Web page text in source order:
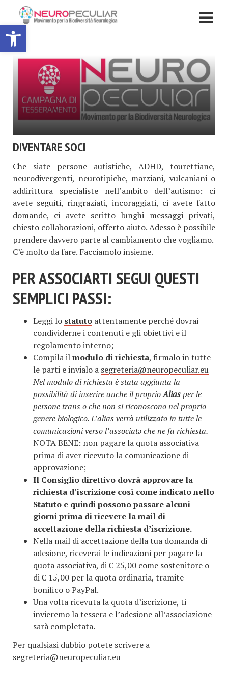
DIVENTARE SOCI
Che siate persone autistiche, ADHD, tourettiane,
neurodivergenti, neurotipiche, marziani, vulcaniani o
addirittura specialiste nell’ambito dell’autismo: ci
avete seguiti, ringraziati, incoraggiati, ci avete fatto
domande, ci avete scritto lunghi messaggi privati,
chiesto collaborazioni, offerto aiuto. Adesso è possibile
prendere davvero parte al cambiamento che vogliamo.
C’è molto da fare. Facciamolo insieme.
PER ASSOCIARTI SEGUI QUESTI
SEMPLICI PASSI:
Leggi lo statuto attentamente perché dovrai
condividerne i contenuti e gli obiettivi e il
regolamento interno;
Compila ilmodulo di richiesta, firmalo in tutte
le parti e invialo a segreteria@neuropeculiar.eu
Nel modulo di richiesta è stata aggiunta la
possibilità di inserire anche il proprioAliasper le
persone trans o che non si riconoscono nel proprio
genere biologico. L’alias verrà utilizzato in tutte le
comunicazioni verso l’associatǝ che ne fa richiesta.
NOTA BENE: non pagare la quota associativa
prima di aver ricevuto la comunicazione di
approvazione;
Il Consiglio direttivo dovrà approvare la
richiesta d’iscrizione così come indicato nello
Statuto e quindi possono passare alcuni
giorni prima di ricevere la mail di
accettazione della richiesta d’iscrizione.
Nella mail di accettazione della tua domanda di
adesione, riceverai le indicazioni per pagare la
quota associativa, di € 25,00 come sostenitore o
di € 15,00 per la quota ordinaria, tramite
bonifico o PayPal.
Una volta ricevuta la quota d’iscrizione, ti
invieremo la tessera e l’adesione all’associazione
sarà completata.
Per qualsiasi dubbio potete scrivere a
segreteria@neuropeculiar.eu
Apri la barra degli strumenti